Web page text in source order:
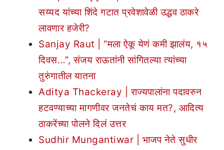
सय्यद यांच्या शिंदे गटात प्रवेशावेळी उद्धव ठाकरे
लावणार हजेरी?
Sanjay Raut | “मला ऐकू येणं कमी झालंय, १५
दिवस…”, संजय राऊतांनी सांगितल्या त्यांच्या
तुरुंगातील यातना
Aditya Thackeray | राज्यपालांना पदावरुन
हटवण्याच्या मागणीवर जनतेचं काय मत?, आदित्य
ठाकरेंच्या पोलने दिलं उत्तर
Sudhir Mungantiwar | भाजप नेते सुधीर